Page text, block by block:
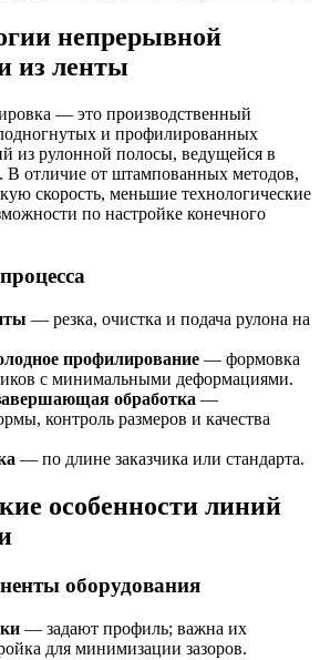
непрерывной
из ленты
— это производственный
и профилированных
из рулонной полосы, ведущейся в
отличие от штампованных методов,
скорость, меньшие технологические
по настройке конечного
— резка, очистка и подача рулона на
профилирование — формовка
с минимальными деформациями.
обработка —
контроль размеров и качества
— по длине заказчика или стандарта.
особенности линий
оборудования
— задают профиль; важна их
для минимизации зазоров.